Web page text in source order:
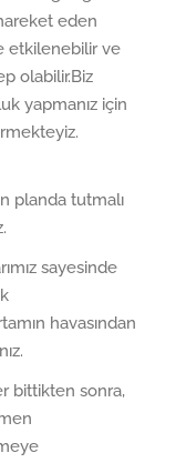
eden
etkilenebilir ve
olabilir.Biz
yapmanız için
planda tutmalı
sayesinde
havasından
bittikten sonra,